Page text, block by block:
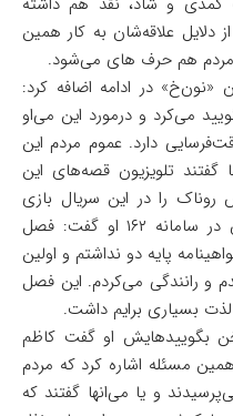
دلایل علاقه‌شان به کار همین
مردم هم حرف های می‌شود.
«نون‌خ» در ادامه اضافه کرد:
می‌کرد و درمورد این می‌او
دارد. عموم مردم این
تلویزیون قصه‌های این
را در این سریال بازی
می‌کرد از سخن بگویید با مخاطبان در سامانه ۱۶۲ او گفت: فصل
پایه دو نداشتم و اولین
و رانندگی می‌کردم. این فصل
بسیاری برایم داشت.
بگویید‌هایش او گفت کاظم
مسئله اشاره کرد که مردم
و یا می‌انها گفتند که